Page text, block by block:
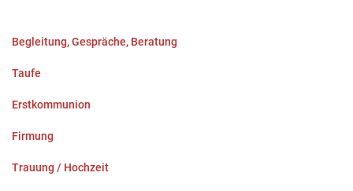
Begleitung, Gespräche, Beratung
Taufe
Erstkommunion
Firmung
Trauung / Hochzeit